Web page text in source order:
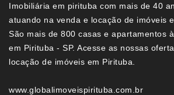
Imobiliária em pirituba com mais de 40
atuando na venda e locação de imóveis
São mais de 800 casas e apartamentos
em Pirituba - SP. Acesse as nossas
locação de imóveis em Pirituba.
www.globalimoveispirituba.com.br